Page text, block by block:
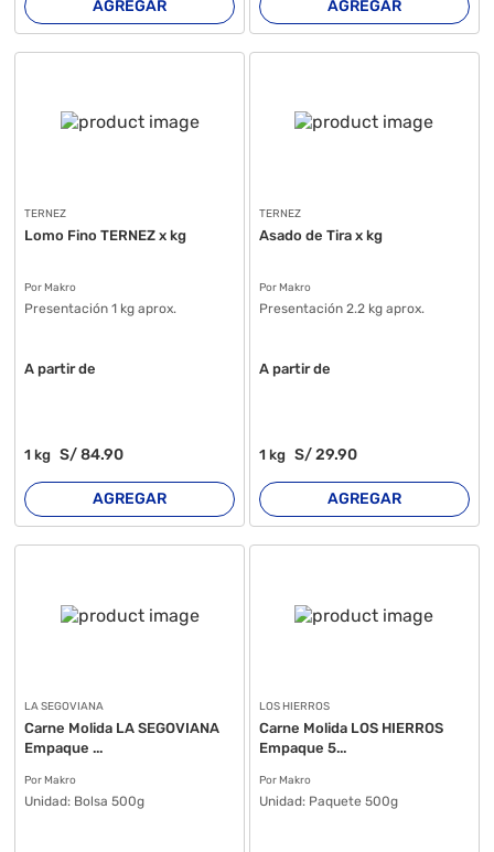
AGREGAR AGREGAR
TERNEZ
Lomo Fino TERNEZ x kg
Por Makro
Presentación 1 kg aprox.
A partir de
1kg S/84.90
AGREGAR
TERNEZ
Asado de Tira x kg
Por Makro
Presentación 2.2 kg aprox.
A partir de
1 kg S/29.90
AGREGAR
LA SEGOVIANA
Carne Molida LA SEGOVIANA
Empaque ...
Por Makro
Unidad: Bolsa 500g
LOS HIERROS
Carne Molida LOS HIERROS
Empaque 5...
Por Makro
Unidad: Paquete 500g